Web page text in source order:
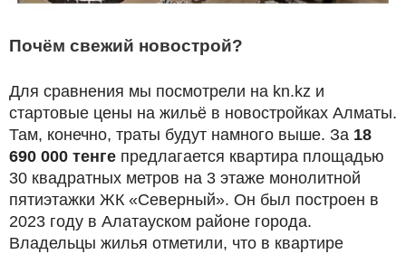
Почём свежий новострой?
Для сравнения мы посмотрели на kn.kz и
стартовые цены на жильё в новостройках Алматы.
Там, конечно, траты будут намного выше. За 18
690 000 тенге предлагается квартира площадью
30 квадратных метров на 3 этаже монолитной
пятиэтажки ЖК «Северный». Он был построен в
2023 году в Алатауском районе города.
Владельцы жилья отметили, что в квартире